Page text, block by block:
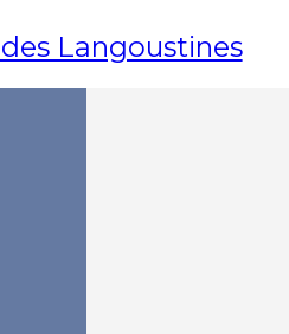
Langoustines